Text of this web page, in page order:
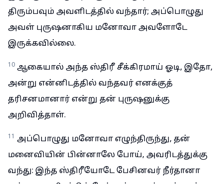
திரும்பவும் அவளிடத்தில் வந்தார்; அப்பொழுது
அவள் புருஷனாகிய மனோவா அவளோடே
இருக்கவில்லை.
10 ஆகையால் அந்த ஸ்திரீ சீக்கிரமாய் ஓடி, இதோ,
அன்று என்னிடத்தில் வந்தவர் எனக்குத்
தரிசனமானார் என்று தன் புருஷனுக்கு
அறிவித்தாள்.
11 அப்பொழுது மனோவா எழுந்திருந்து, தன்
மனைவியின் பின்னாலே போய், அவரிடத்துக்கு
வந்து: இந்த ஸ்திரீயோடே பேசினவர் நீர்தானா